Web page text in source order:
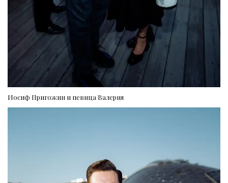
Иосиф Пригожин и певица Валерия